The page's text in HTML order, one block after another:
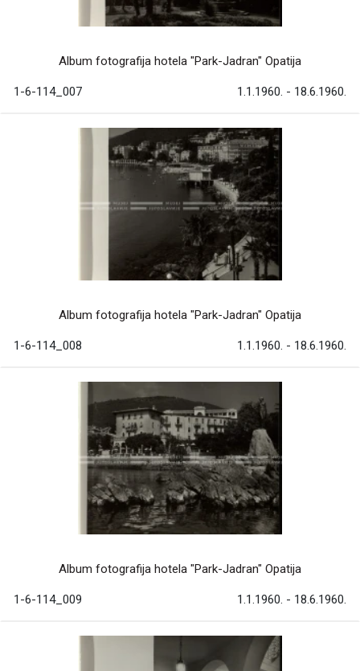
Album fotografija hotela "Park-Jadran" Opatija
1-6-114_007 1.1.1960. - 18.6.1960.
Album fotografija hotela "Park-Jadran" Opatija
1-6-114_008 1.1.1960. - 18.6.1960.
Album fotografija hotela "Park-Jadran" Opatija
1-6-114_009 1.1.1960. - 18.6.1960.